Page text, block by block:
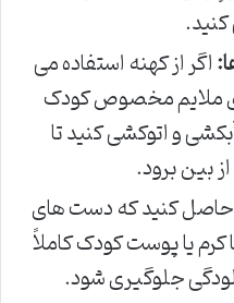
اگر از کهنه استفاده می
ملایم مخصوص کودک
و اتوکشی کنید تا
بین برود.
حاصل کنید که دست های
کرم یا پوست کودک کاملاً
جلوگیری شود.